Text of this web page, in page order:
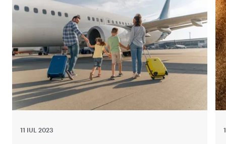
11 IUL 2023